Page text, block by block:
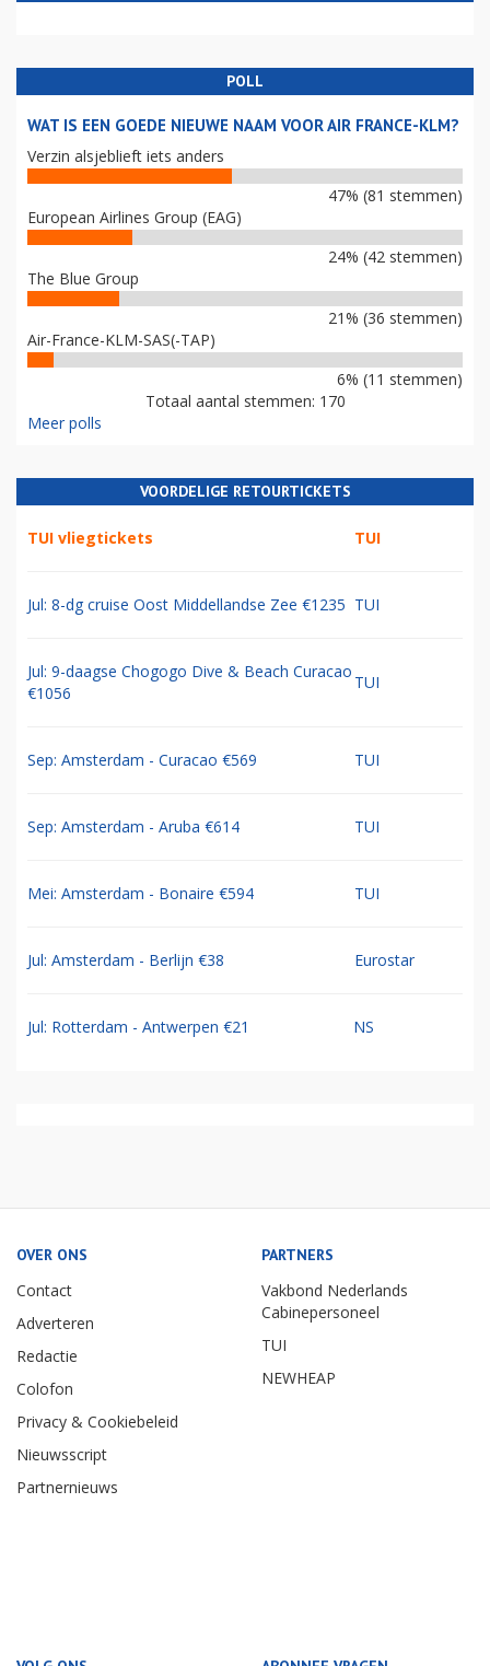
POLL
WAT IS EEN GOEDE NIEUWE NAAM VOOR AIR FRANCE-KLM?
Verzin alsjeblieft iets anders
47% (81 stemmen)
European Airlines Group (EAG)
24% (42 stemmen)
The Blue Group
21% (36 stemmen)
Air-France-KLM-SAS(-TAP)
6% (11 stemmen)
Totaal aantal stemmen: 170
Meer polls
VOORDELIGE RETOURTICKETS
TUI vliegtickets TUI
Jul: 8-dg cruise Oost Middellandse Zee €1235 TUI
Jul: 9-daagse Chogogo Dive & Beach Curacao
€1056
TUI
Sep: Amsterdam - Curacao €569 TUI
Sep: Amsterdam - Aruba €614 TUI
Mei: Amsterdam - Bonaire €594 TUI
Jul: Amsterdam - Berlijn €38 Eurostar
Jul: Rotterdam - Antwerpen €21 NS
OVER ONS
Contact
Adverteren
Redactie
Colofon
Privacy & Cookiebeleid
Nieuwsscript
Partnernieuws
PARTNERS
Vakbond Nederlands
Cabinepersoneel
TUI
NEWHEAP